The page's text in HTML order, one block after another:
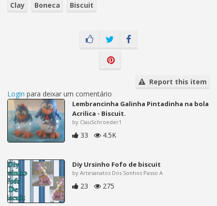
Clay
Boneca Biscuit
Report this item
Login para deixar um comentário
Lembrancinha Galinha Pintadinha na bola
Acrilica - Biscuit.
by ClauSchroeder1
33 4.5K
Diy Ursinho Fofo de biscuit
by Artesanatos Dos Sonhos Passo A
23 275